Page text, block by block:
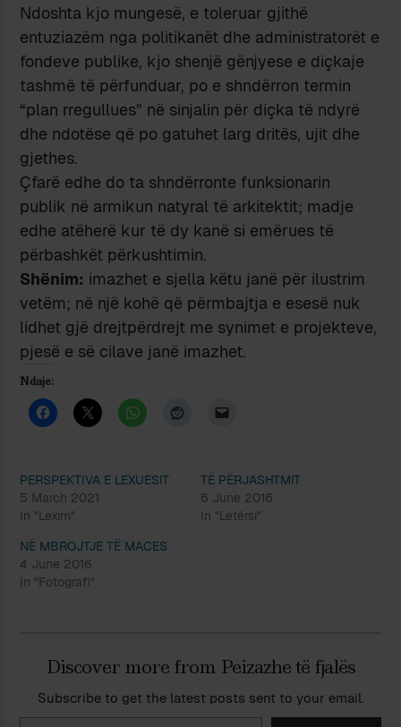
Ndoshta kjo mungesë, e toleruar gjithë
entuziazëm nga politikanët dhe administratorët e
fondeve publike, kjo shenjë gënjyese e diçkaje
tashmë të përfunduar, po e shndërron termin
“plan rregullues” në sinjalin për diçka të ndyrë
dhe ndotëse që po gatuhet larg dritës, ujit dhe
gjethes.
Çfarë edhe do ta shndërronte funksionarin
publik në armikun natyral të arkitektit; madje
edhe atëherë kur të dy kanë si emërues të
përbashkët përkushtimin.
Shënim: imazhet e sjella këtu janë për ilustrim
vetëm; në një kohë që përmbajtja e esesë nuk
lidhet gjë drejtpërdrejt me synimet e projekteve,
pjesë e së cilave janë imazhet.
Ndaje:
PERSPEKTIVA E LEXUESIT
5 March 2021
In "Lexim"
TË PËRJASHTMIT
6 June 2016
In "Letërsi"
NË MBROJTJE TË MACES
4 June 2016
In "Fotografi"
Discover more from Peizazhe të fjalës
Subscribe to get the latest posts sent to your email.
Type your email…